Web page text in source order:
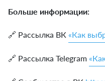
Больше информации:
🔗 Рассылка ВК «Как
🔗 Рассылка Telegram